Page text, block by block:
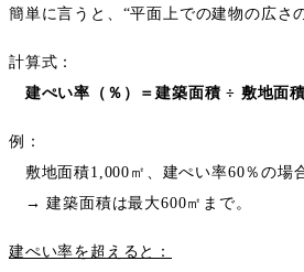
簡単に言うと、 “平面上での建物の広さ
計算式：
建ぺい率（％）＝建築面積 ÷ 敷地面積
例：
敷地面積1,000 ㎡、建ぺい率60％の場
→建築面積は最大600㎡まで。
建ぺい率を超えると：